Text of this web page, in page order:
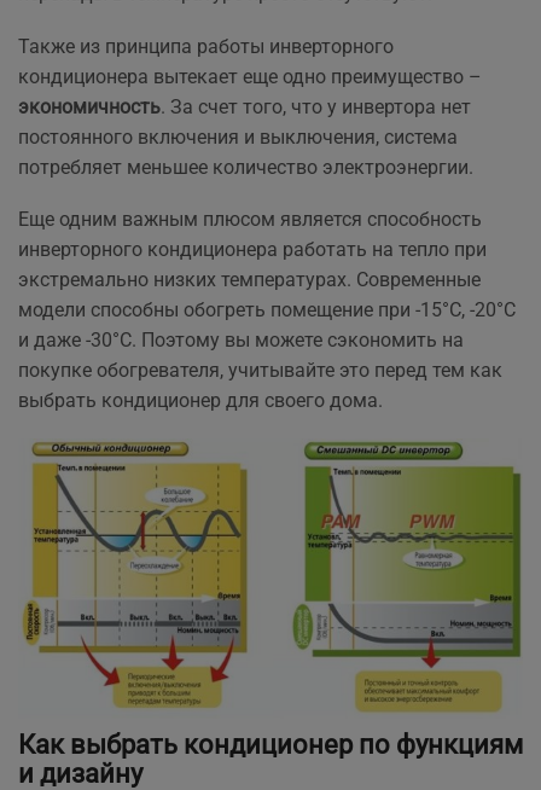
Также из принципа работы инверторного
кондиционера вытекает еще одно преимущество –
экономичность. За счет того, что у инвертора нет
постоянного включения и выключения, система
потребляет меньшее количество электроэнергии.
Еще одним важным плюсом является способность
инверторного кондиционера работать на тепло при
экстремально низких температурах. Современные
модели способны обогреть помещение при -15°C, -20°C
и даже -30°C. Поэтому вы можете сэкономить на
покупке обогревателя, учитывайте это перед тем как
выбрать кондиционер для своего дома.
Как выбрать кондиционер по функциям
и дизайну